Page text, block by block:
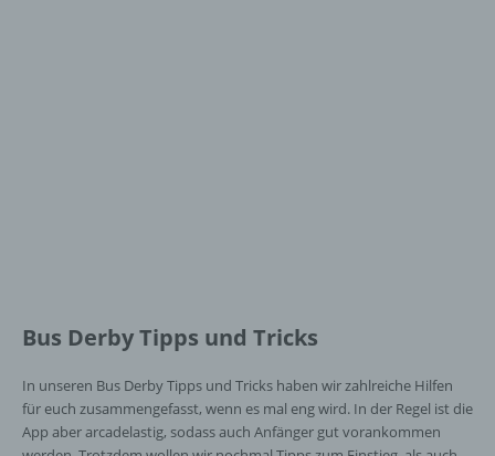
Bus Derby Tipps und Tricks
In unseren Bus Derby Tipps und Tricks haben wir zahlreiche Hilfen
für euch zusammengefasst, wenn es mal eng wird. In der Regel ist die
App aber arcadelastig, sodass auch Anfänger gut vorankommen